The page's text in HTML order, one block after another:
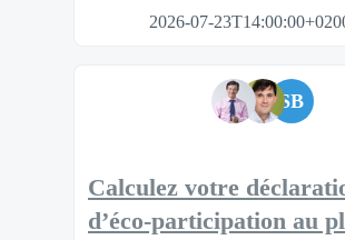
2026-07-
SB
Calculez votre
d’éco-participation au